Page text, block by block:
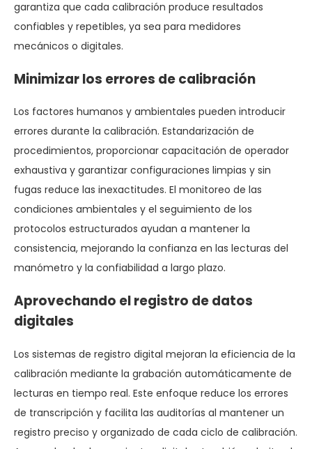
garantiza que cada calibración produce resultados
confiables y repetibles, ya sea para medidores
mecánicos o digitales.
Minimizar los errores de calibración
Los factores humanos y ambientales pueden introducir
errores durante la calibración. Estandarización de
procedimientos, proporcionar capacitación de operador
exhaustiva y garantizar configuraciones limpias y sin
fugas reduce las inexactitudes. El monitoreo de las
condiciones ambientales y el seguimiento de los
protocolos estructurados ayudan a mantener la
consistencia, mejorando la confianza en las lecturas del
manómetro y la confiabilidad a largo plazo.
Aprovechando el registro de datos
digitales
Los sistemas de registro digital mejoran la eficiencia de la
calibración mediante la grabación automáticamente de
lecturas en tiempo real. Este enfoque reduce los errores
de transcripción y facilita las auditorías al mantener un
registro preciso y organizado de cada ciclo de calibración.